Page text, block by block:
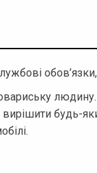
обов’язки,
будь-